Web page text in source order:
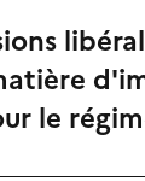
le